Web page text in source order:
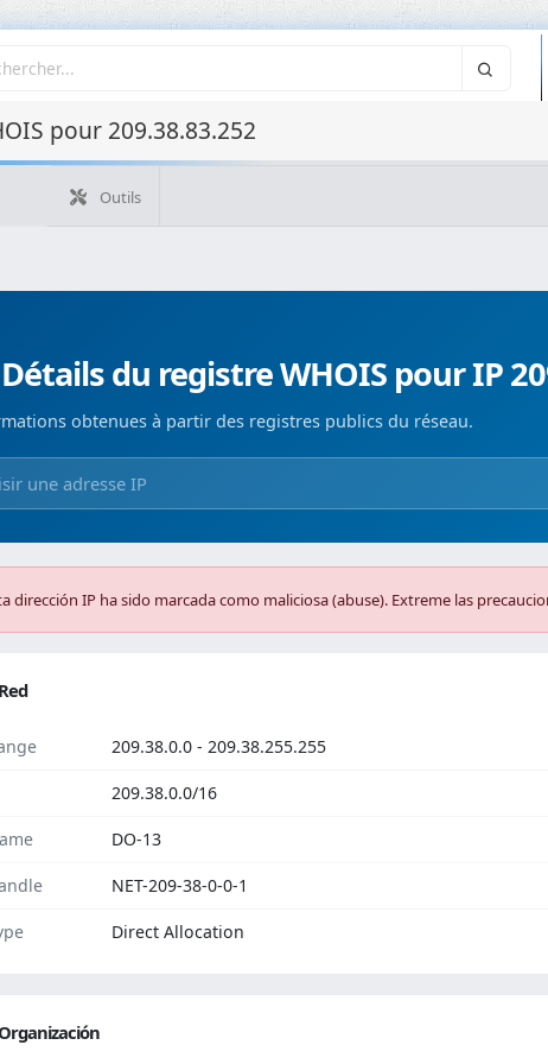
pour 209.38.83.252
Outils
Détails du registre WHOIS pour IP
obtenues à partir des registres publics du réseau.
dirección IP ha sido marcada como maliciosa (abuse). Extreme las
Red
209.38.0.0 - 209.38.255.255
209.38.0.0/16
DO-13
NET-209-38-0-0-1
Direct Allocation
Organización